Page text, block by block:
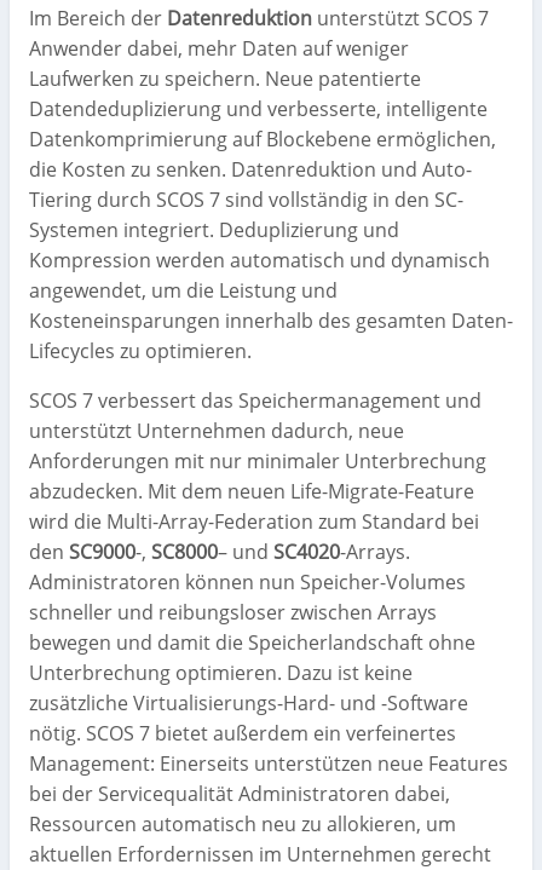
Im Bereich der Datenreduktion unterstützt SCOS 7
Anwender dabei, mehr Daten auf weniger
Laufwerken zu speichern. Neue patentierte
Datendeduplizierung und verbesserte, intelligente
Datenkomprimierung auf Blockebene ermöglichen,
die Kosten zu senken. Datenreduktion und Auto-
Tiering durch SCOS 7 sind vollständig in den SC-
Systemen integriert. Deduplizierung und
Kompression werden automatisch und dynamisch
angewendet, um die Leistung und
Kosteneinsparungen innerhalb des gesamten Daten-
Lifecycles zu optimieren.
SCOS 7 verbessert das Speichermanagement und
unterstützt Unternehmen dadurch, neue
Anforderungen mit nur minimaler Unterbrechung
abzudecken. Mit dem neuen Life-Migrate-Feature
wird die Multi-Array-Federation zum Standard bei
den SC9000-, SC8000– und SC4020-Arrays.
Administratoren können nun Speicher-Volumes
schneller und reibungsloser zwischen Arrays
bewegen und damit die Speicherlandschaft ohne
Unterbrechung optimieren. Dazu ist keine
zusätzliche Virtualisierungs-Hard- und -Software
nötig. SCOS 7 bietet außerdem ein verfeinertes
Management: Einerseits unterstützen neue Features
bei der Servicequalität Administratoren dabei,
Ressourcen automatisch neu zu allokieren, um
aktuellen Erfordernissen im Unternehmen gerecht